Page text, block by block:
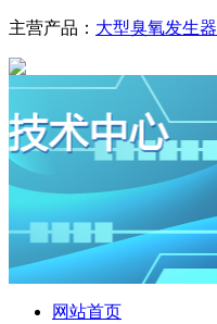
主营产品： 大型臭氧发生器
网站首页